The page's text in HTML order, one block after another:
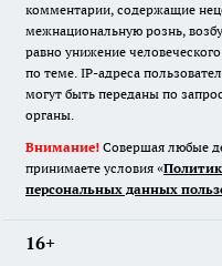
комментарии, содержащие
межнациональную рознь,
равно унижение
по теме. IP-адреса
могут быть переданы по
органы.
Внимание! Совершая любые
принимаете условия «
персональных данных
16+